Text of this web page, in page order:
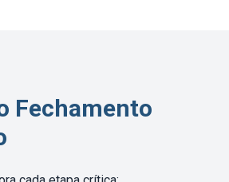
Fechamento